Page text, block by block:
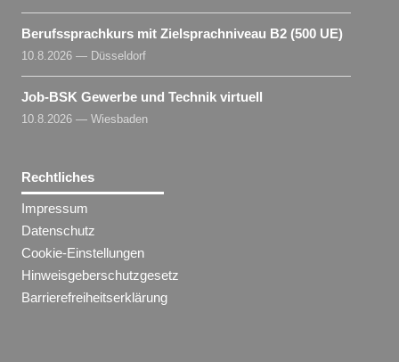
Berufssprachkurs mit Zielsprachniveau B2 (500 UE)
10.8.2026 — Düsseldorf
Job-BSK Gewerbe und Technik virtuell
10.8.2026 — Wiesbaden
Rechtliches
Impressum
Datenschutz
Cookie-Einstellungen
Hinweisgeberschutzgesetz
Barrierefreiheitserklärung